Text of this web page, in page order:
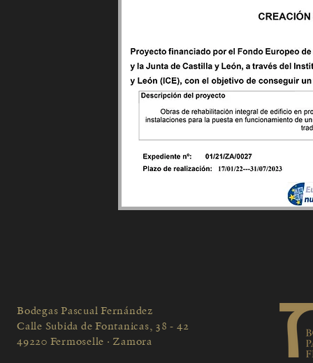
Bodegas Pascual Fernández
Calle Subida de Fontanicas, 38 - 42
49220 Fermoselle · Zamora